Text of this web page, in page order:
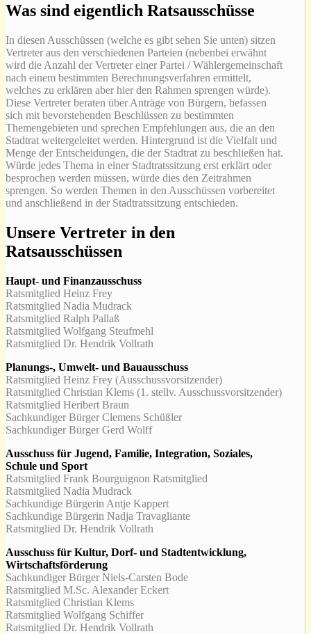
Was sind eigentlich Ratsausschüsse
In diesen Ausschüssen (welche es gibt sehen Sie unten) sitzen
Vertreter aus den verschiedenen Parteien (nebenbei erwähnt
wird die Anzahl der Vertreter einer Partei / Wählergemeinschaft
nach einem bestimmten Berechnungsverfahren ermittelt,
welches zu erklären aber hier den Rahmen sprengen würde).
Diese Vertreter beraten über Anträge von Bürgern, befassen
sich mit bevorstehenden Beschlüssen zu bestimmten
Themengebieten und sprechen Empfehlungen aus, die an den
Stadtrat weitergeleitet werden. Hintergrund ist die Vielfalt und
Menge der Entscheidungen, die der Stadtrat zu beschließen hat.
Würde jedes Thema in einer Stadtratssitzung erst erklärt oder
besprochen werden müssen, würde dies den Zeitrahmen
sprengen. So werden Themen in den Ausschüssen vorbereitet
und anschließend in der Stadtratssitzung entschieden.
Unsere Vertreter in den
Ratsausschüssen
Haupt- und Finanzausschuss
Ratsmitglied Heinz Frey
Ratsmitglied Nadia Mudrack
Ratsmitglied Ralph Pallaß
Ratsmitglied Wolfgang Steufmehl
Ratsmitglied Dr. Hendrik Vollrath
Planungs-, Umwelt- und Bauausschuss
Ratsmitglied Heinz Frey (Ausschussvorsitzender)
Ratsmitglied Christian Klems (1. stellv. Ausschussvorsitzender)
Ratsmitglied Heribert Braun
Sachkundiger Bürger Clemens Schüßler
Sachkundiger Bürger Gerd Wolff
Ausschuss für Jugend, Familie, Integration, Soziales,
Schule und Sport
Ratsmitglied Frank Bourguignon Ratsmitglied
Ratsmitglied Nadia Mudrack
Sachkundige Bürgerin Antje Kappert
Sachkundige Bürgerin Nadja Travagliante
Ratsmitglied Dr. Hendrik Vollrath
Ausschuss für Kultur, Dorf- und Stadtentwicklung,
Wirtschaftsförderung
Sachkundiger Bürger Niels-Carsten Bode
Ratsmitglied M.Sc. Alexander Eckert
Ratsmitglied Christian Klems
Ratsmitglied Wolfgang Schiffer
Ratsmitglied Dr. Hendrik Vollrath